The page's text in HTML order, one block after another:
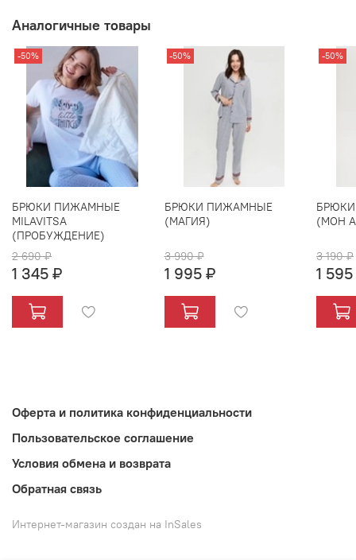
Аналогичные товары
-50%
БРЮКИ ПИЖАМНЫЕ
MILAVITSA
(ПРОБУЖДЕНИЕ)
2 690 ₽
1 345 ₽
-50%
БРЮКИ ПИЖАМНЫЕ
(МАГИЯ)
3 990 ₽
1 995 ₽
-50%
(МОН
3 190 ₽
1
Оферта и политика конфиденциальности
Пользовательское соглашение
Условия обмена и возврата
Обратная связь
Интернет-магазин создан на InSales